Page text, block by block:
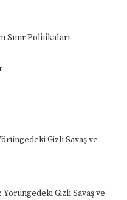
Sınır Politikaları
Gizli Savaş ve
Gizli Savaş ve